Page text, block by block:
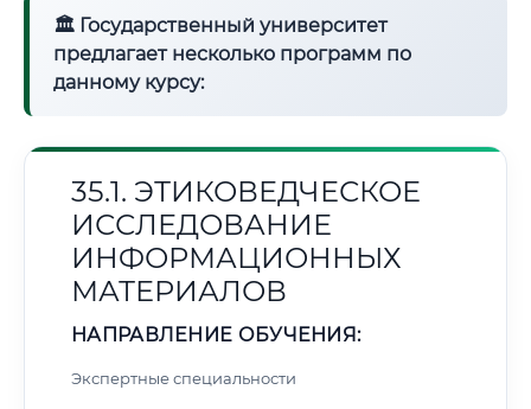
🏛 Государственный университет
предлагает несколько программ по
данному курсу:
35.1. ЭТИКОВЕДЧЕСКОЕ
ИССЛЕДОВАНИЕ
ИНФОРМАЦИОННЫХ
МАТЕРИАЛОВ
НАПРАВЛЕНИЕ ОБУЧЕНИЯ:
Экспертные специальности